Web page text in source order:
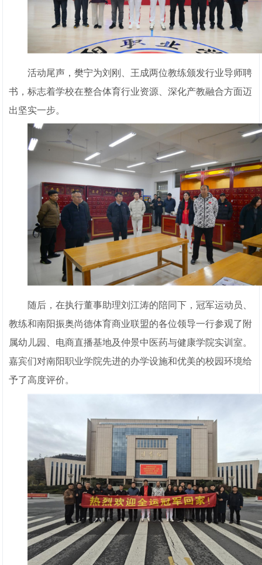
活动尾声，樊宁为刘刚、王成两位教练颁发行业导师聘
书，标志着学校在整合体育行业资源、深化产教融合方面迈
出坚实一步。
随后，在执行董事助理刘江涛的陪同下，冠军运动员、
教练和南阳振奥尚德体育商业联盟的各位领导一行参观了附
属幼儿园、电商直播基地及仲景中医药与健康学院实训室。
嘉宾们对南阳职业学院先进的办学设施和优美的校园环境给
予了高度评价。